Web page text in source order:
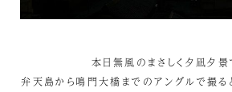
本日無風のまさしく夕凪夕景
弁天島から鳴門大橋までのアングルで撮